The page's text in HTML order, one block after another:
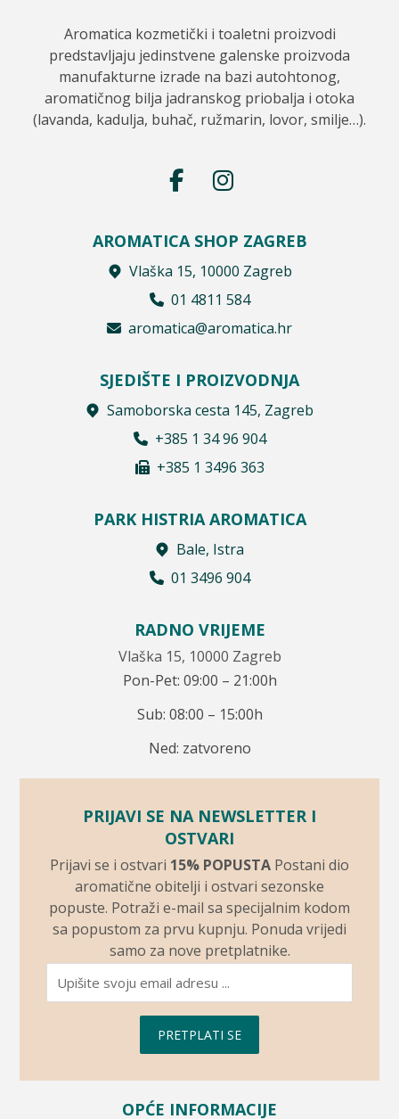
Aromatica kozmetički i toaletni proizvodi
predstavljaju jedinstvene galenske proizvoda
manufakturne izrade na bazi autohtonog,
aromatičnog bilja jadranskog priobalja i otoka
(lavanda, kadulja, buhač, ružmarin, lovor, smilje…).
AROMATICA SHOP ZAGREB
Vlaška 15, 10000 Zagreb
01 4811 584
aromatica@aromatica.hr
SJEDIŠTE I PROIZVODNJA
Samoborska cesta 145, Zagreb
+385 1 34 96 904
+385 1 3496 363
PARK HISTRIA AROMATICA
Bale, Istra
01 3496 904
RADNO VRIJEME
Vlaška 15, 10000 Zagreb
Pon-Pet: 09:00 – 21:00h
Sub: 08:00 – 15:00h
Ned: zatvoreno
PRIJAVI SE NA NEWSLETTER I
OSTVARI
Prijavi se i ostvari 15% POPUSTA Postani dio
aromatične obitelji i ostvari sezonske
popuste. Potraži e-mail sa specijalnim kodom
sa popustom za prvu kupnju. Ponuda vrijedi
samo za nove pretplatnike.
PRETPLATI SE
OPĆE INFORMACIJE